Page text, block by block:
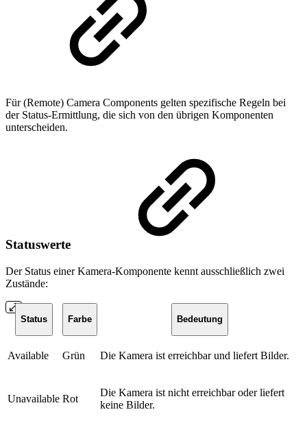
Für (Remote) Camera Components gelten spezifische Regeln bei
der Status-Ermittlung, die sich von den übrigen Komponenten
unterscheiden.
Statuswerte
Der Status einer Kamera-Komponente kennt ausschließlich zwei
Zustände:
Status Farbe Bedeutung
Available Grün Die Kamera ist erreichbar und liefert Bilder.
Unavailable Rot
Die Kamera ist nicht erreichbar oder liefert
keine Bilder.